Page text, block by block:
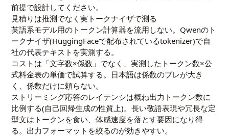
前提で設計してください。
見積りは推測でなく実トークナイザで測る
英語系モデル用のトークン計算器を流用しない。Qwenのト
ークナイザ(HuggingFaceで配布されているtokenizer)で自
社の代表テキストを実測する。
コストは「文字数×係数」でなく、実測したトークン数×公
式料金表の単価で試算する。日本語は係数のブレが大き
く、係数だけに頼らない。
ストリーミング応答のレイテンシは概ね出力トークン数に
比例する(自己回帰生成の性質上)。長い敬語表現や冗長な定
型文はトークンを食い、体感速度を落とす要因になり得
る。出力フォーマットを絞るのが効きやすい。